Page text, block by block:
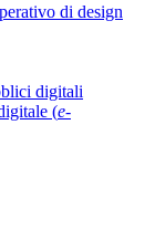
di design
digitali
(e-